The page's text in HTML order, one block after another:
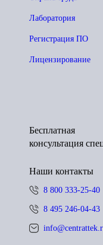
Лаборатория
Регистрация ПО
Лицензирование
Бесплатная
консультация
Наши контакты
8 800 333-25-40
8 495 246-04-43